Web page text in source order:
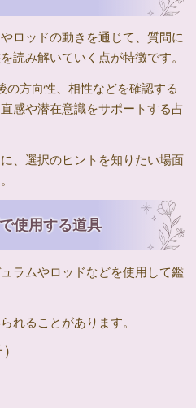
ロッドの動きを通じて、質問に
読み解いていく点が特徴です。
の方向性、相性などを確認する
感や潜在意識をサポートする占
、選択のヒントを知りたい場面
使用する道具
ラムやロッドなどを使用して鑑
れることがあります。